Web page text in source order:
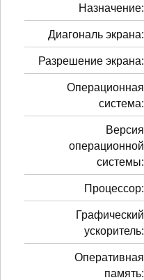
Назначение:
Диагональ экрана:
Разрешение экрана:
Операционная
система:
Версия
операционной
системы:
Процессор:
Графический
ускоритель:
Оперативная
память: